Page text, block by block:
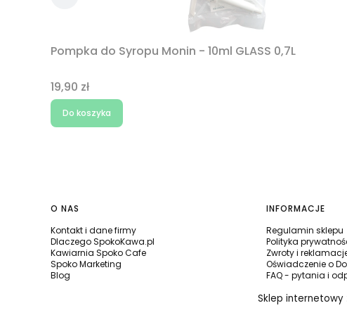
Pompka do Syropu Monin - 10ml GLASS 0,7L
Cena
19,90 zł
Do koszyka
Linki w stopce
O NAS
Kontakt i dane firmy
Dlaczego SpokoKawa.pl
Kawiarnia Spoko Cafe
Spoko Marketing
Blog
INFORMACJE
Regulamin sklepu
Polityka
Zwroty i
Oświadczenie o
FAQ - pytania i
Sklep internetowy